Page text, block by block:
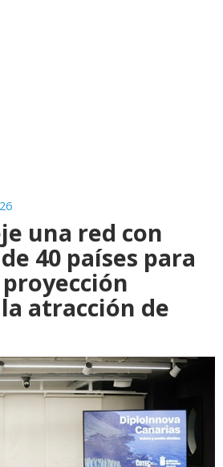
una red con
40 países para
atracción de